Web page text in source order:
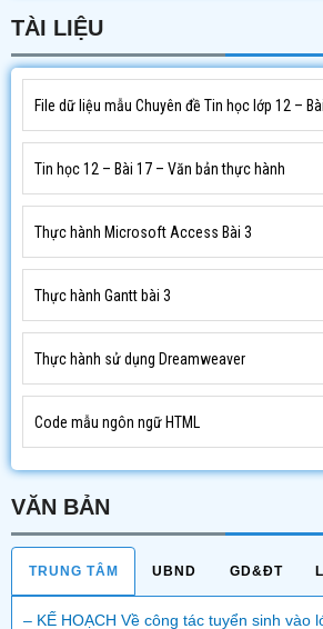
TÀI LIỆU
File dữ liệu mẫu Chuyên đề Tin học lớp 12 –
Tin học 12 – Bài 17 – Văn bản thực hành
Thực hành Microsoft Access Bài 3
Thực hành Gantt bài 3
Thực hành sử dụng Dreamweaver
Code mẫu ngôn ngữ HTML
VĂN BẢN
TRUNG TÂM UBND GD&ĐT
– KẾ HOẠCH Về công tác tuyển sinh vào